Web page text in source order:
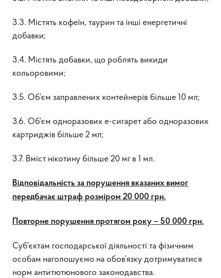
3.3. Містять кофеїн, таурин та інші енергетичні
добавки;
3.4. Містять добавки, що роблять викиди
кольоровими;
3.5. Об’єм заправлених контейнерів більше 10 мл;
3.6. Об’єм одноразових е-сигарет або одноразових
картриджів більше 2 мл;
3.7. Вміст нікотину більше 20 мг в 1 мл.
Відповідальність за порушення вказаних вимог
передбачає штраф розміром 20 000 грн.
Повторне порушення протягом року – 50 000 грн.
Суб’єктам господарської діяльності та фізичним
особам наголошуємо на обов’язку дотримуватися
норм антитютюнового законодавства.